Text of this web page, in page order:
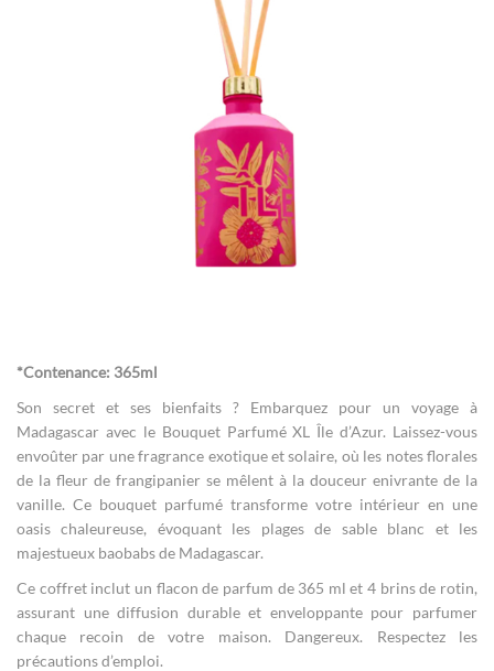
beginning
the
images
gallery
*Contenance: 365ml
Son secret et ses bienfaits ? Embarquez pour un voyage à
Madagascar avec le Bouquet Parfumé XL Île d’Azur. Laissez-vous
envoûter par une fragrance exotique et solaire, où les notes florales
de la fleur de frangipanier se mêlent à la douceur enivrante de la
vanille. Ce bouquet parfumé transforme votre intérieur en une
oasis chaleureuse, évoquant les plages de sable blanc et les
majestueux baobabs de Madagascar.
Ce coffret inclut un flacon de parfum de 365 ml et 4 brins de rotin,
assurant une diffusion durable et enveloppante pour parfumer
chaque recoin de votre maison. Dangereux. Respectez les
précautions d’emploi.